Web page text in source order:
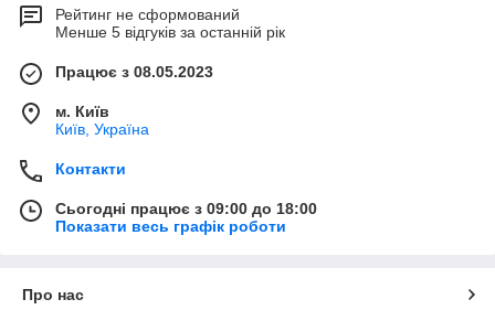
Рейтинг не сформований
Менше 5 відгуків за останній рік
Працює з 08.05.2023
м. Київ
Київ, Україна
Контакти
Сьогодні працює з 09:00 до 18:00
Показати весь графік роботи
Про нас